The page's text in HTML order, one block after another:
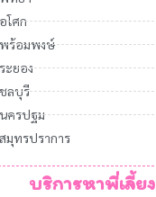
โศก
ร้อมพงษ์
ะยอง
ลบุรี
ครปฐม
มุทรปราการ
บริการหาพี่เลี้ยง